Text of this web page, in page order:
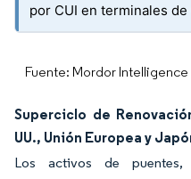
por CUI en terminales de
Fuente: Mordor Intelligence
Superciclo de
UU., Unión Europea y
Los activos de puentes,